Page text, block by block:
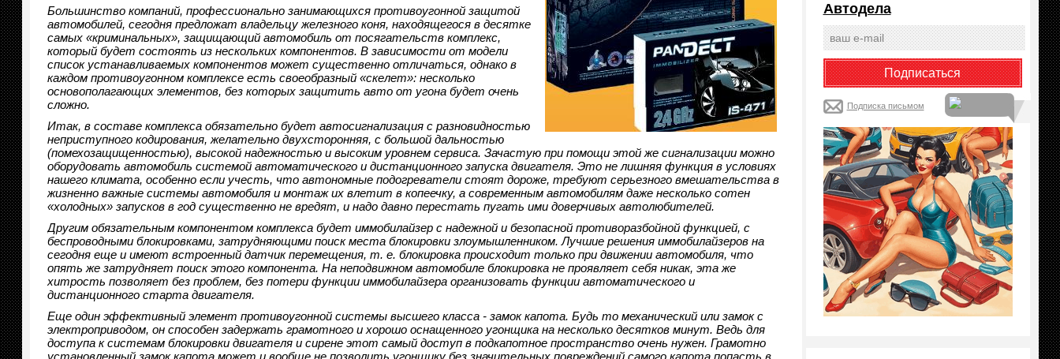
Большинство компаний, профессионально занимающихся противоугонной защитой
автомобилей, сегодня предложат владельцу железного коня, находящегося в десятке
самых «криминальных», защищающий автомобиль от посягательств комплекс,
который будет состоять из нескольких компонентов. В зависимости от модели
список устанавливаемых компонентов может существенно отличаться, однако в
каждом противоугонном комплексе есть своеобразный «скелет»: несколько
основополагающих элементов, без которых защитить авто от угона будет очень
сложно.
Итак, в составе комплекса обязательно будет автосигнализация с разновидностью
неприступного кодирования, желательно двухсторонняя, с большой дальностью
(помехозащищенностью), высокой надежностью и высоким уровнем сервиса. Зачастую при помощи этой же сигнализации можно
оборудовать автомобиль системой автоматического и дистанционного запуска двигателя. Это не лишняя функция в условиях
нашего климата, особенно если учесть, что автономные подогреватели стоят дороже, требуют серьезного вмешательства в
жизненно важные системы автомобиля и монтаж их влетит в копеечку, а современным автомобилям даже несколько сотен
«холодных» запусков в год существенно не вредят, и надо давно перестать пугать ими доверчивых автолюбителей.
Другим обязательным компонентом комплекса будет иммобилайзер с надежной и безопасной противоразбойной функцией, с
беспроводными блокировками, затрудняющими поиск места блокировки злоумышленником. Лучшие решения иммобилайзеров на
сегодня еще и имеют встроенный датчик перемещения, т. е. блокировка происходит только при движении автомобиля, что
опять же затрудняет поиск этого компонента. На неподвижном автомобиле блокировка не проявляет себя никак, эта же
хитрость позволяет без проблем, без потери функции иммобилайзера организовать функции автоматического и
дистанционного старта двигателя.
Еще один эффективный элемент противоугонной системы высшего класса - замок капота. Будь то механический или замок с
электроприводом, он способен задержать грамотного и хорошо оснащенного угонщика на несколько десятков минут. Ведь для
доступа к системам блокировки двигателя и сирене этот самый доступ в подкапотное пространство очень нужен. Грамотно
установленный замок капота может и вообще не позволить угонщику без значительных повреждений самого капота попасть в
Автодела
Подписка письмом